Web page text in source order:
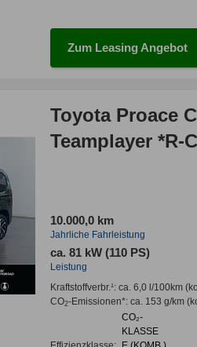
Zum Leasing Angebot
Toyota Proace
Teamplayer *R-
10.000,0 km
Jahrliche Fahrleistung
ca. 81 kW (110 PS)
Leistung
Kraftstoffverbr.¹: ca. 6,0 l/100km
CO2-Emissionen*: ca. 153 g/km
CO₂-
KLASSE